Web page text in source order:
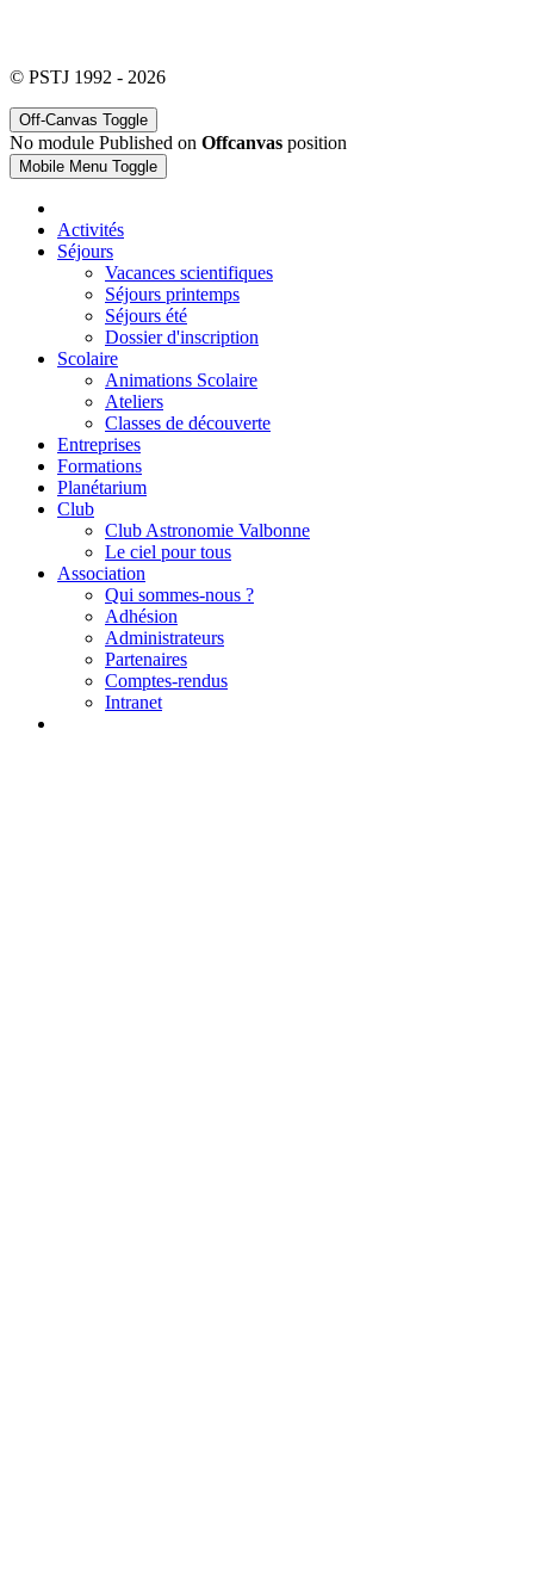
© PSTJ 1992 - 2026
Off-Canvas Toggle
No module Published on Offcanvas position
Mobile Menu Toggle
Activités
Séjours
Vacances scientifiques
Séjours printemps
Séjours été
Dossier d'inscription
Scolaire
Animations Scolaire
Ateliers
Classes de découverte
Entreprises
Formations
Planétarium
Club
Club Astronomie Valbonne
Le ciel pour tous
Association
Qui sommes-nous ?
Adhésion
Administrateurs
Partenaires
Comptes-rendus
Intranet